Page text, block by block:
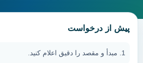
پیش از درخواست
مبدأ و مقصد را دقیق اعلام کنید.